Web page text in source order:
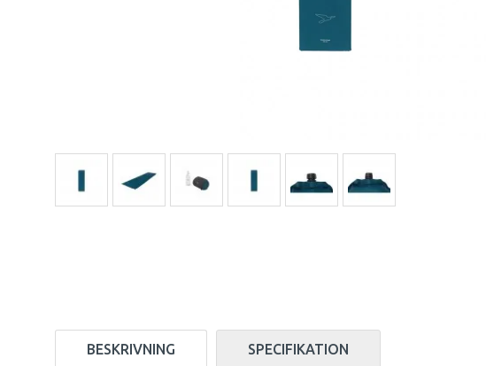
BESKRIVNING SPECIFIKATION